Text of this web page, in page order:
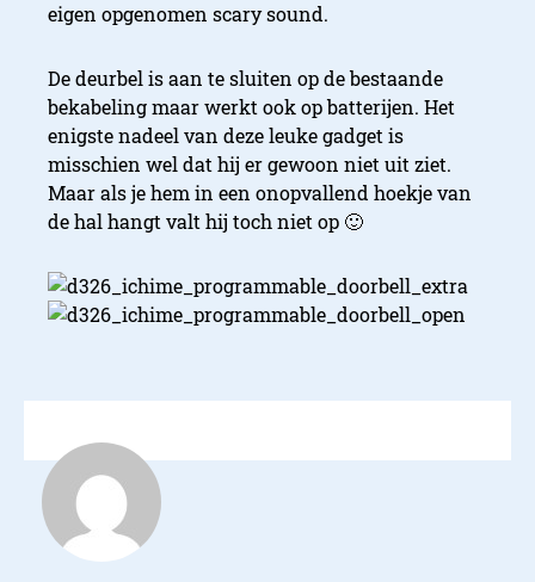
eigen opgenomen scary sound.
De deurbel is aan te sluiten op de bestaande
bekabeling maar werkt ook op batterijen. Het
enigste nadeel van deze leuke gadget is
misschien wel dat hij er gewoon niet uit ziet.
Maar als je hem in een onopvallend hoekje van
de hal hangt valt hij toch niet op 🙂